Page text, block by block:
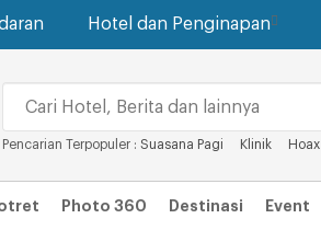
Hotel dan Penginapan
Pencarian Terpopuler : Suasana Pagi Klinik Hoax
Photo 360 Destinasi Event